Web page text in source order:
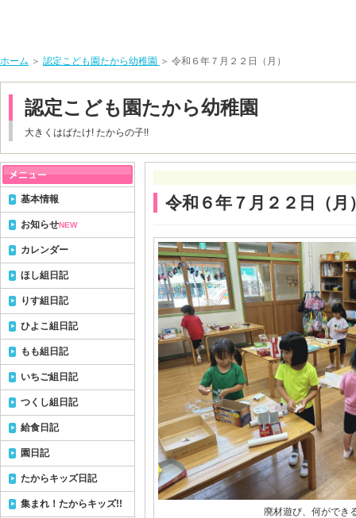
ホーム ＞ 認定こども園たから幼稚園 ＞ 令和６年７月２２日（月）
認定こども園たから幼稚園
大きくはばたけ! たからの子!!
令和６年７月２２日（月
廃材遊び、何ができ
基本情報
お知らせNEW
カレンダー
ほし組日記
りす組日記
ひよこ組日記
もも組日記
いちご組日記
つくし組日記
給食日記
園日記
たからキッズ日記
集まれ！たからキッズ!!